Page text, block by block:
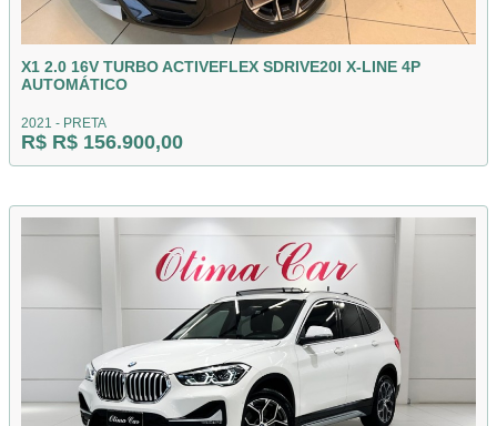
X1 2.0 16V TURBO ACTIVEFLEX SDRIVE20I X-LINE 4P
AUTOMÁTICO
2021 - PRETA
R$ R$ 156.900,00